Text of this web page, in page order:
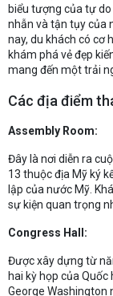
biểu tượng của tự do
nhẫn và tận tụy của
nay, du khách có cơ
khám phá vẻ đẹp
mang đến một trải
Các địa điểm
Assembly Room:
Đây là nơi diễn ra
13 thuộc địa Mỹ ký
lập của nước Mỹ.
sự kiện quan trọng
Congress Hall:
Được xây dựng từ
hai kỳ họp của Quốc
George Washington